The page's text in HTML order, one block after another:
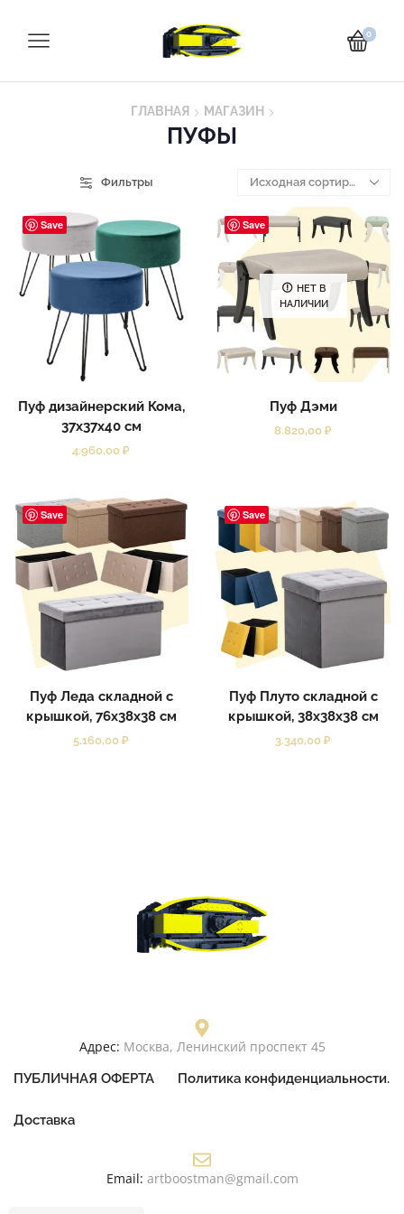
0
ГЛАВНАЯ МАГАЗИН
ПУФЫ
Фильтры
Save
Пуф дизайнерский Кома,
37x37x40 см
4.960,00 ₽
Save
НЕТ В
НАЛИЧИИ
Пуф Дэми
8.820,00 ₽
Save
Пуф Леда складной с
крышкой, 76x38x38 см
5.160,00 ₽
Save
Пуф Плуто складной с
крышкой, 38x38x38 см
3.340,00 ₽
Адрес: Москва, Ленинский проспект 45
ПУБЛИЧНАЯ ОФЕРТА Политика конфиденциальности.
Доставка
Email: artboostman@gmail.com